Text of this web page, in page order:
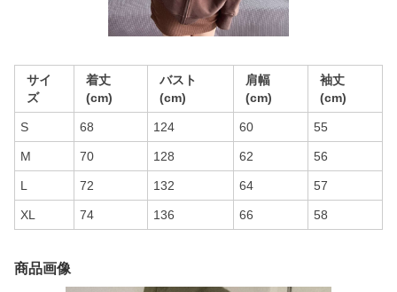
サイ
ズ
着丈
(cm)
バスト
(cm)
肩幅
(cm)
袖丈
(cm)
S 68 124 60 55
M 70 128 62 56
L 72 132 64 57
XL 74 136 66 58
商品画像